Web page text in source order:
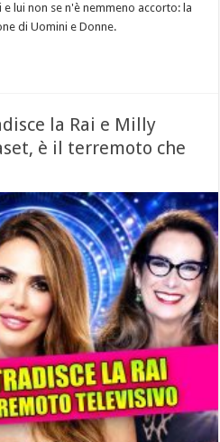
lui non se n'è nemmeno accorto: la
di Uomini e Donne.
la Rai e Milly
è il terremoto che